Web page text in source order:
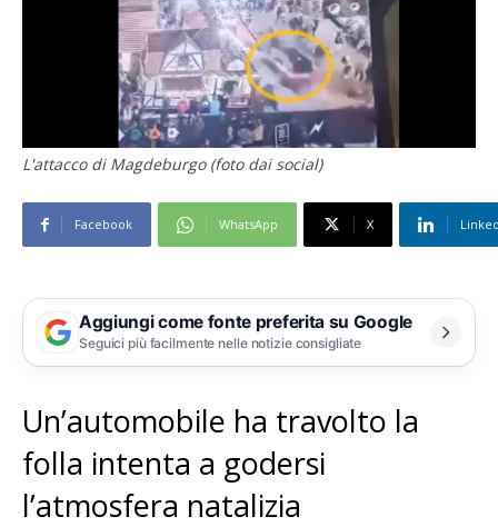
L'attacco di Magdeburgo (foto dai social)
Facebook WhatsApp X
Aggiungi come fonte preferita su Google
Seguici più facilmente nelle notizie consigliate
Un’automobile ha travolto la
folla intenta a godersi
l’atmosfera natalizia